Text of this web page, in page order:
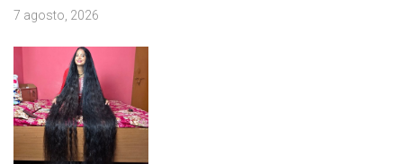
7 agosto, 2026